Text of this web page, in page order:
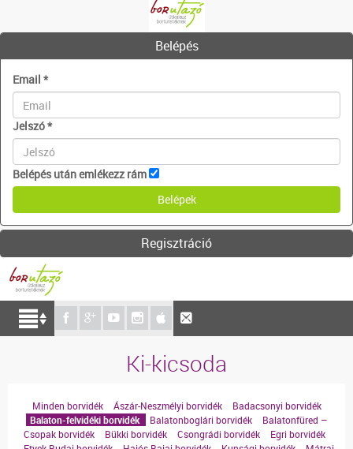
Belépés
Email *
Jelszó*
Belépés után emlékezz rám
Regisztráció
Ki-kicsoda
Minden borvidék Ászár-Neszmélyi borvidék
Badacsonyi borvidék
Balaton-felvidéki borvidék
Balatonboglári borvidék
Balatonfüred –
Csopak borvidék
Bükki borvidék Csongrádi borvidék
Egri borvidék